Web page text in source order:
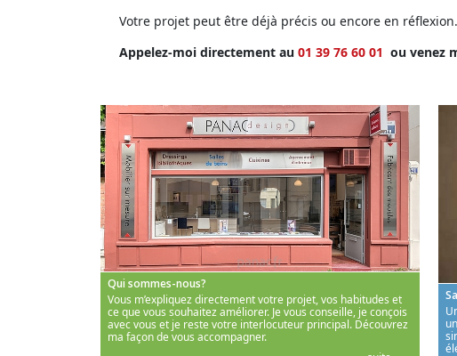
Votre projet peut être déjà précis ou encore en
Appelez-moi directement au 01 39 76 60 01 ou venez
Qui sommes-nous?
Vous m’expliquez directement votre projet, vos habitudes et
ce que vous souhaitez améliorer. Je vous conseille, je conçois
avec vous et je reste votre interlocuteur principal. Découvrez
ma façon de vous accompagner.